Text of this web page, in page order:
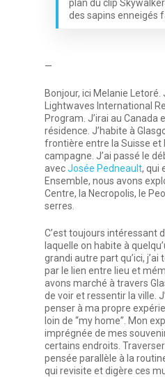
plan du clip
des sapins enneigés
—
Bonjour, ici Melanie Letoré.
Lightwaves International
Program. J’irai au Canada
résidence. J’habite à
frontière entre la Suisse et
campagne. J’ai passé le
avecJosée Pedneault, qui
Ensemble, nous avons
Centre, la Necropolis, le
serres.
C’est toujours intéressant
laquelle on habite à
grandi autre part qu’ici,
par le lien entre lieu et
avons marché à travers
de voir et ressentir la ville.
penser à ma propre
loin de “my home”. Mon
imprégnée de mes
certains endroits.
pensée parallèle à la
qui revisite et digère ces